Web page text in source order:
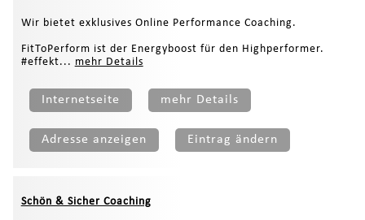
Wir bietet exklusives Online Performance Coaching.
FitToPerform ist der Energyboost für den Highperformer.
#effekt... mehr Details
Internetseite mehr Details
Adresse anzeigen Eintrag ändern
Schön & Sicher Coaching